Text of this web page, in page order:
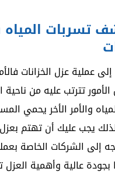
تسربات المياه
عملية عزل الخزانات
تترتب عليه من ناحية
والأمر الأخر يحمي
يجب عليك أن تهتم بعزل
إلى الشركات الخاصة
عالية وأهمية